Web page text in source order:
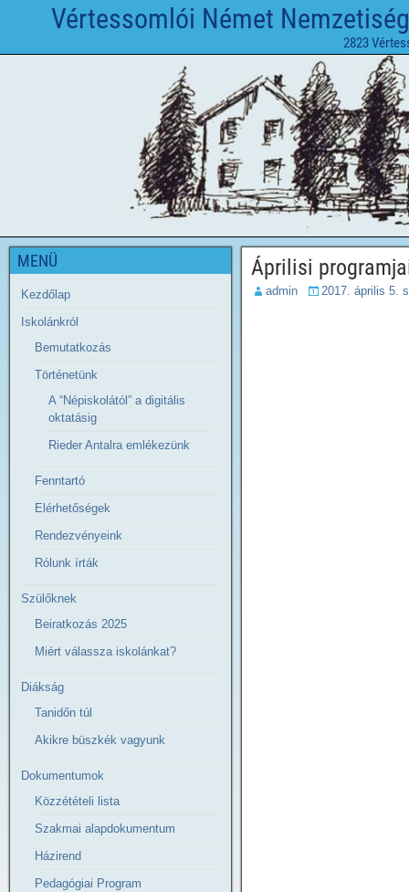
Vértessomlói Német
2823
Áprilisi
admin 2017. április 5.
MENÜ
Kezdőlap
Iskolánkról
Bemutatkozás
Történetünk
A “Népiskolától” a digitális
oktatásig
Rieder Antalra emlékezünk
Fenntartó
Elérhetőségek
Rendezvényeink
Rólunk írták
Szülőknek
Beiratkozás 2025
Miért válassza iskolánkat?
Diákság
Tanidőn túl
Akikre büszkék vagyunk
Dokumentumok
Közzétételi lista
Szakmai alapdokumentum
Házirend
Pedagógiai Program